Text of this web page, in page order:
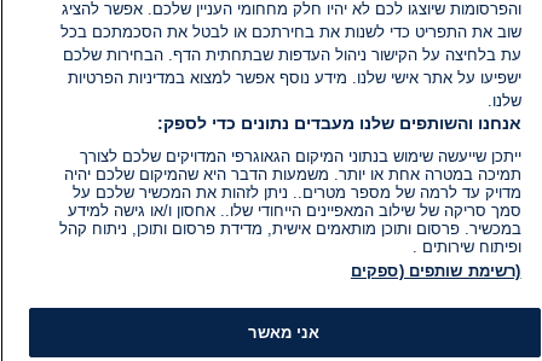
והפרסומות שיוצגו לכם לא יהיו חלק מחחומי העניין שלכם. אפשר להציג
שוב את התפריט כדי לשנות את בחירתכם או לבטל את הסכמתכם בכל
עת בלחיצה על הקישור ניהול העדפות שבתחתית הדף. הבחירות שלכם
ישפיעו על אתר אישי שלנו. מידע נוסף אפשר למצוא במדיניות הפרטיות
שלנו.
אנחנו והשותפים שלנו מעבדים נתונים כדי לספק:
ייתכן שייעשה שימוש בנתוני המיקום הגאוגרפי המדויקים שלכם לצורך
תמיכה במטרה אחת או יותר. משמעות הדבר היא שהמיקום שלכם יהיה
מדויק עד לרמה של מספר מטרים.. ניתן לזהות את המכשיר שלכם על
סמך סריקה של שילוב המאפיינים הייחודי שלו.. אחסון ו/או גישה למידע
במכשיר. פרסום ותוכן מותאמים אישית, מדידת פרסום ותוכן, ניתוח קהל
ופיתוח שירותים .
(רשימת שותפים (ספקים
אני מאשר